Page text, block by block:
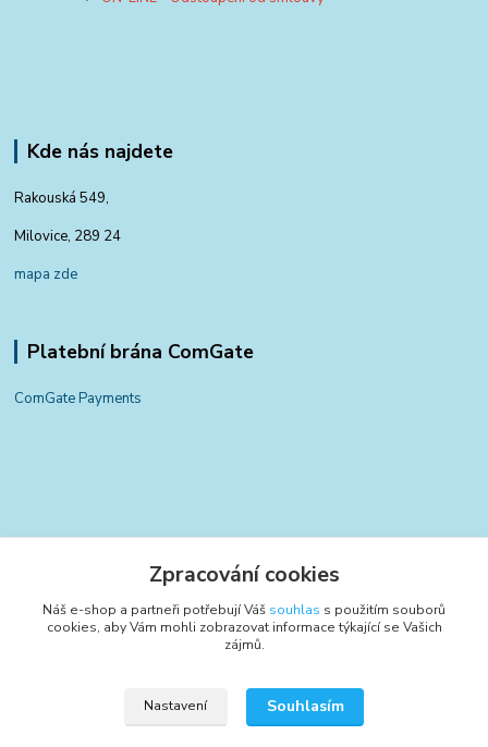
Kde nás najdete
Rakouská 549,
Milovice, 289 24
mapa zde
Platební brána ComGate
ComGate Payments
+420 797 834 700
(Po-Pá, 8-15:30 hod.)
Zpracování cookies
Náš e-shop a partneři potřebují Váš souhlas s použitím souborů
cookies, aby Vám mohli zobrazovat informace týkající se Vašich
zájmů.
Nastavení Souhlasím